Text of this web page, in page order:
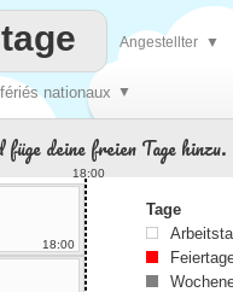
nationaux ▼
Angestellter ▼
deine freien Tage hinzu.
18:00
18:00
Tage